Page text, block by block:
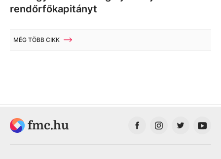
rendőrfőkapitányt
MÉG TÖBB CIKK
fmc.hu